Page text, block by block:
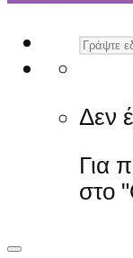
Δεν
Για
στο